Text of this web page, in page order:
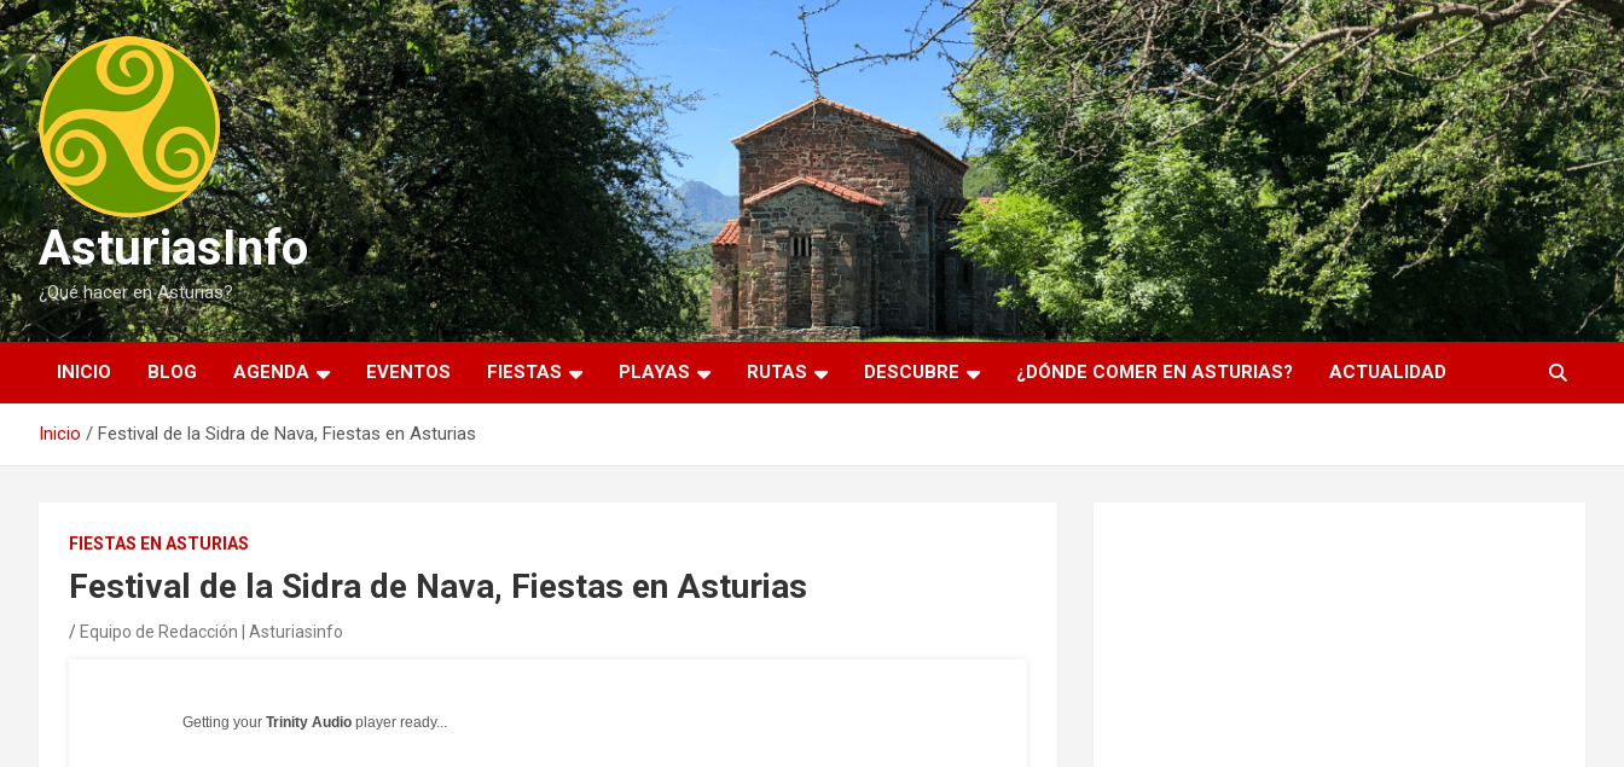
Saltar
al
contenido
AsturiasInfo
¿Qué hacer en Asturias?
INICIO BLOG AGENDA EVENTOS FIESTAS PLAYAS RUTAS DESCUBRE ¿DÓNDE COMER EN ASTURIAS? ACTUALIDAD
Inicio Festival de la Sidra de Nava, Fiestas en Asturias
FIESTAS EN ASTURIAS
Festival de la Sidra de Nava, Fiestas en Asturias
Equipo de Redacción | Asturiasinfo
Getting your Trinity Audio player ready...